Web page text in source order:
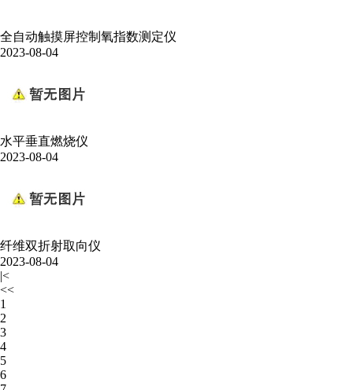
全自动触摸屏控制氧指数测定仪
2023-08-04
水平垂直燃烧仪
2023-08-04
纤维双折射取向仪
2023-08-04
|<
<<
1
2
3
4
5
6